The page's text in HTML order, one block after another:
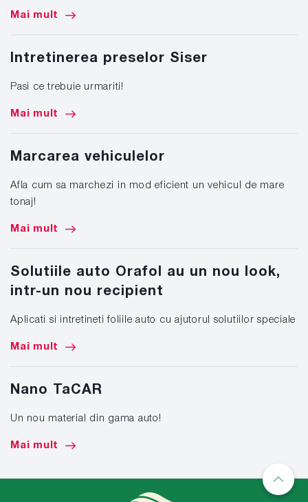
Mai mult
Intretinerea preselor Siser
Pasi ce trebuie urmariti!
Mai mult
Marcarea vehiculelor
Afla cum sa marchezi in mod eficient un vehicul de mare
tonaj!
Mai mult
Solutiile auto Orafol au un nou look,
intr-un nou recipient
Aplicati si intretineti foliile auto cu ajutorul solutiilor speciale
Mai mult
Nano TaCAR
Un nou material din gama auto!
Mai mult